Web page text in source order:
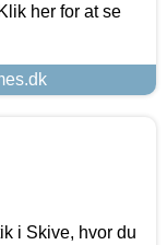
her for at se
i Skive, hvor du